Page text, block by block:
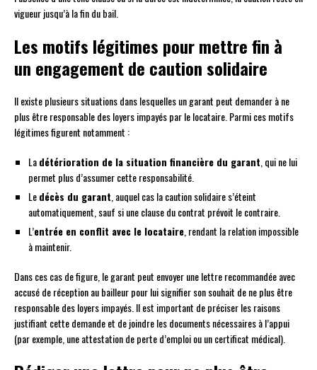
vigueur jusqu’à la fin du bail.
Les motifs légitimes pour mettre fin à
un engagement de caution solidaire
Il existe plusieurs situations dans lesquelles un garant peut demander à ne
plus être responsable des loyers impayés par le locataire. Parmi ces motifs
légitimes figurent notamment :
Ladétérioration de la situation financière du garant , qui ne lui
permet plus d’assumer cette responsabilité.
Ledécès du garant , auquel cas la caution solidaire s’éteint
automatiquement, sauf si une clause du contrat prévoit le contraire.
L’entrée en conflit avec le locataire , rendant la relation impossible
à maintenir.
Dans ces cas de figure, le garant peut envoyer une lettre recommandée avec
accusé de réception au bailleur pour lui signifier son souhait de ne plus être
responsable des loyers impayés. Il est important de préciser les raisons
justifiant cette demande et de joindre les documents nécessaires à l’appui
(par exemple, une attestation de perte d’emploi ou un certificat médical).